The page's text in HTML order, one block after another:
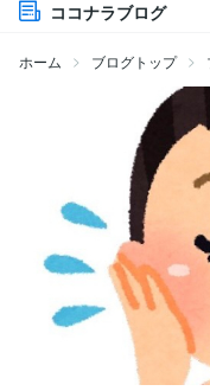
ココナラブログ
ホーム ブログトップ